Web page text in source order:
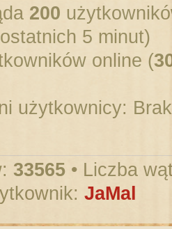
200
5 minut)
online (
użytkownicy:
33565 • Liczba
JaMal